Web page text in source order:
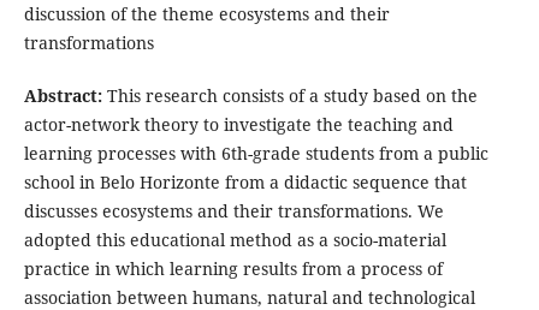
discussion of the theme ecosystems and their
transformations
Abstract:This research consists of a study based on the
actor-network theory to investigate the teaching and
learning processes with 6th-grade students from a public
school in Belo Horizonte from a didactic sequence that
discusses ecosystems and their transformations. We
adopted this educational method as a socio-material
practice in which learning results from a process of
association between humans, natural and technological